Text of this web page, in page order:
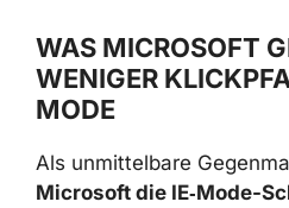
WAS MICROSOFT
WENIGER
MODE
Als unmittelbare
Microsoft die IE‑Mode-